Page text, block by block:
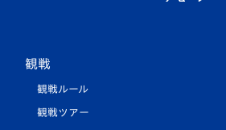
観戦
観戦ルール
観戦ツアー